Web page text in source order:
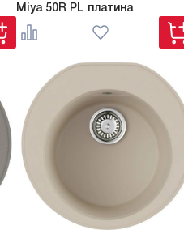
Miya 50R PL платина